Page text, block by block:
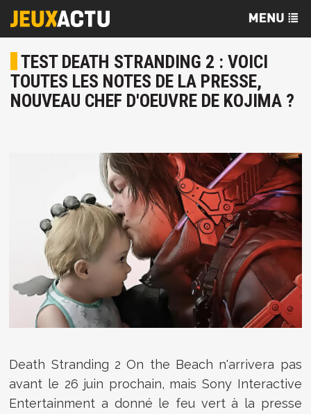
TEST DEATH STRANDING 2 : VOICI
TOUTES LES NOTES DE LA PRESSE,
NOUVEAU CHEF D'OEUVRE DE KOJIMA ?
Death Stranding 2 On the Beach n'arrivera pas
avant le 26 juin prochain, mais Sony Interactive
Entertainment a donné le feu vert à la presse